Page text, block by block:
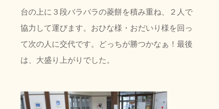
台の上に３段バラバラの菱餅を積み重ね、２人で
協力して運びます。おひな様・おだいり様を回っ
て次の人に交代です。どっちが勝つかなぁ！最後
は、大盛り上がりでした。